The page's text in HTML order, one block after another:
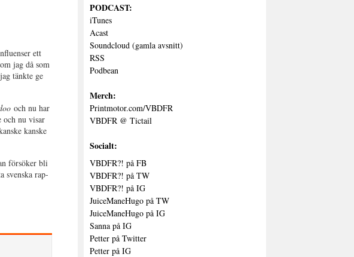
ett
jag då som
tänkte ge
och nu har
och nu visar
kanske
försöker bli
svenska rap-
PODCAST:
iTunes
Acast
Soundcloud (gamla avsnitt)
RSS
Podbean
Merch:
Printmotor.com/VBDFR
VBDFR @ Tictail
Socialt:
VBDFR?! på FB
VBDFR?! på TW
VBDFR?! på IG
JuiceManeHugo på TW
JuiceManeHugo på IG
Sanna på IG
Petter på Twitter
Petter på IG